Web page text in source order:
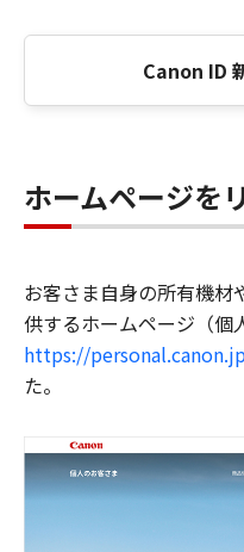
Canon ID
ホームページを
お客さま自身の所有機材
供するホームページ（個
https://
た。